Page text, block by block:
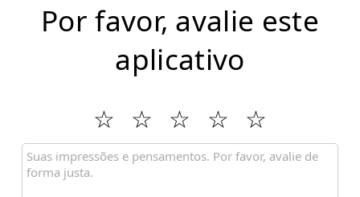
Por favor, avalie este
aplicativo